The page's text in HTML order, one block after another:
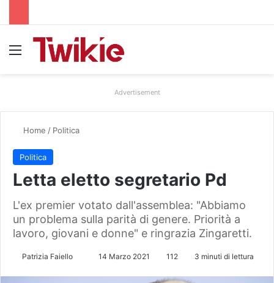
Advertisement
Home / Politica
Politica
Letta eletto segretario Pd
L'ex premier votato dall'assemblea: "Abbiamo
un problema sulla parità di genere. Priorità a
lavoro, giovani e donne" e ringrazia Zingaretti.
Patrizia Faiello 14 Marzo 2021 112 3 minuti di lettura